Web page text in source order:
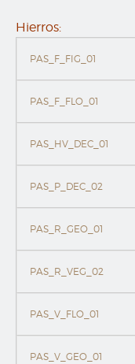
Hierros:
PAS_F_FIG_01
PAS_F_FLO_01
PAS_HV_DEC_01
PAS_P_DEC_02
PAS_R_GEO_01
PAS_R_VEG_02
PAS_V_FLO_01
PAS_V_GEO_01